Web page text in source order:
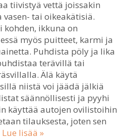
tiivistyä vettä joissakin
vasen- tai oikeakätisiä.
ikkuna on
myös puitteet, karmi ja
Puhdista pöly ja lika
terävillä tai
Älä käytä
niistä voi jäädä jälkiä
säännöllisesti ja pyyhi
käyttää autojen ovilistoihin
tilauksesta, joten sen
Lue lisää »